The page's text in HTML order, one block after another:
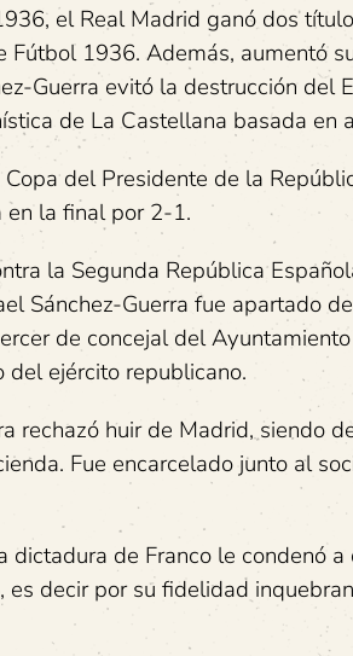
el Real Madrid ganó dos
1936. Además, aumentó
Guerra evitó la destrucción del
de La Castellana basada en
del Presidente de la
en la final por 2-1.
la Segunda República
Sánchez-Guerra fue apartado
de concejal del
ejército republicano.
rechazó huir de Madrid, siendo
Fue encarcelado junto al
de Franco le condenó
decir por su fidelidad